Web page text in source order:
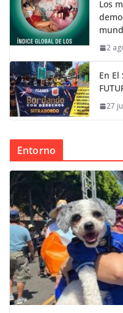
Los
2
En El
27
Entorno